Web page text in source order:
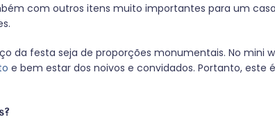
com outros itens muito importantes para um
da festa seja de proporções monumentais. No mini
e bem estar dos noivos e convidados. Portanto, este